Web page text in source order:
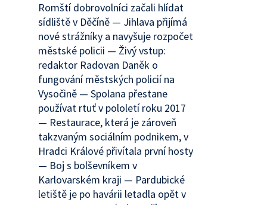
Romští dobrovolníci začali hlídat
sídliště v Děčíně — Jihlava přijímá
nové strážníky a navyšuje rozpočet
městské policii — Živý vstup:
redaktor Radovan Daněk o
fungování městských policií na
Vysočině — Spolana přestane
používat rtuť v pololetí roku 2017
— Restaurace, která je zároveň
takzvaným sociálním podnikem, v
Hradci Králové přivítala první hosty
— Boj s bolševníkem v
Karlovarském kraji — Pardubické
letiště je po havárii letadla opět v